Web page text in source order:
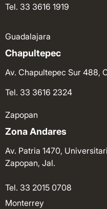
Tel. 33 3616 1919
Guadalajara
Chapultepec
Av. Chapultepec Sur 488,
Tel. 33 3616 2324
Zapopan
Zona Andares
Av. Patria 1470,
Zapopan, Jal.
Tel. 33 2015 0708
Monterrey